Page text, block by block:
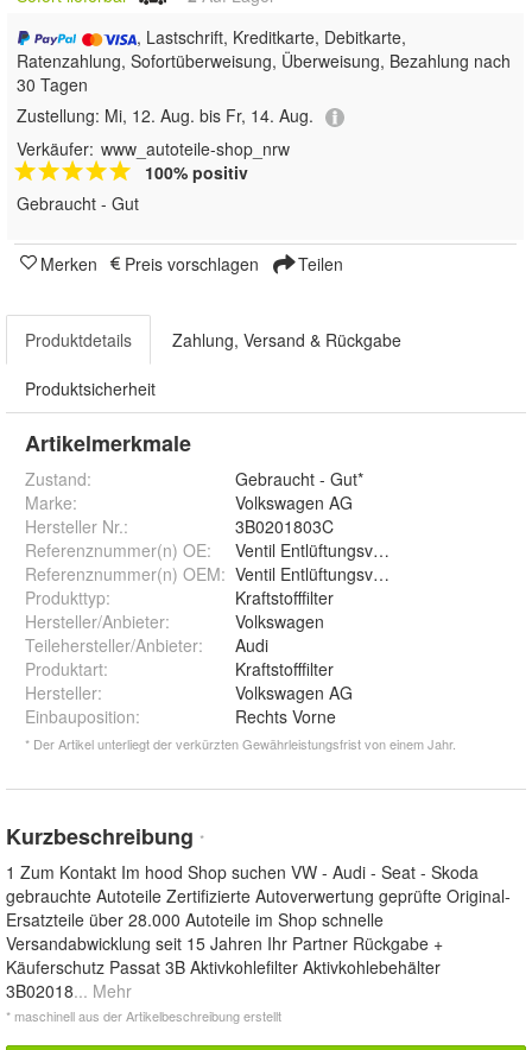
, Lastschrift, Kreditkarte, Debitkarte,
Ratenzahlung, Sofortüberweisung, Überweisung, Bezahlung nach
30 Tagen
Zustellung: Mi, 12. Aug. bis Fr, 14. Aug.
Verkäufer: www_autoteile-shop_nrw
100% positiv
Gebraucht - Gut
Merken Preis vorschlagen Teilen
Produktdetails Zahlung, Versand & Rückgabe
Produktsicherheit
Artikelmerkmale
Zustand:
Gebraucht - Gut*
Marke:
Volkswagen AG
Hersteller Nr.:
3B0201803C
Referenznummer(n) OE:
Ventil Entlüftungsventil , Behälter ,,
Referenznummer(n) OEM: Ventil Entlüftungsventil , Behälter ,,
Produkttyp:
Kraftstofffilter
Hersteller/Anbieter:
Volkswagen
Teilehersteller/Anbieter:
Audi
Produktart:
Kraftstofffilter
Hersteller:
Volkswagen AG
Einbauposition: Rechts Vorne
* Der Artikel unterliegt der verkürzten Gewährleistungsfrist von einem Jahr.
Kurzbeschreibung *
1 Zum Kontakt Im hood Shop suchen VW - Audi - Seat - Skoda
gebrauchte Autoteile Zertifizierte Autoverwertung geprüfte Original-
Ersatzteile über 28.000 Autoteile im Shop schnelle
Versandabwicklung seit 15 Jahren Ihr Partner Rückgabe +
Käuferschutz Passat 3B Aktivkohlefilter Aktivkohlebehälter
3B02018... Mehr
* maschinell aus der Artikelbeschreibung erstellt